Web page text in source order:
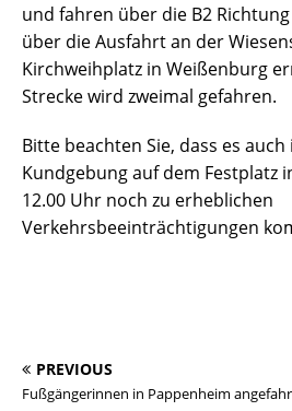
und fahren über die B2
über die Ausfahrt an der
Kirchweihplatz in Weißenburg
Strecke wird zweimal gefahren.
Bitte beachten Sie, dass es
Kundgebung auf dem Festplatz
12.00 Uhr noch zu erheblichen
Verkehrsbeeinträchtigungen
PREVIOUS
Fußgängerinnen in Pappenheim